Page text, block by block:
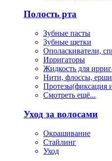
Полость рта
Зубные пасты
Зубные щетки
Ополаскиватели,
Ирригаторы
Жидкость для
Нити, флоссы,
Протезы(фиксация
Смотреть ещё...
Уход за волосами
Окрашивание
Стайлинг
Уход